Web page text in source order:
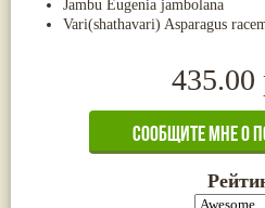
Jambu Eugenia jambolana
Vari(shathavari) Asparagus
435.00